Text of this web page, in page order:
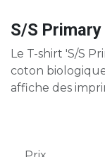
S/S
Le T-shirt 'S/S
coton biologique
affiche des